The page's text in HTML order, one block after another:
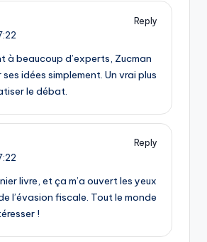
Reply
à beaucoup d’experts, Zucman
idées simplement. Un vrai plus
le débat.
Reply
livre, et ça m’a ouvert les yeux
l’évasion fiscale. Tout le monde
!